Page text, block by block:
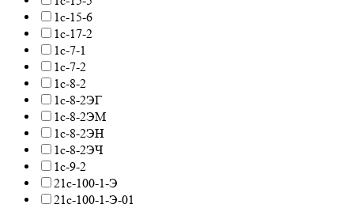
1с-15-6
1с-17-2
1с-7-1
1с-7-2
1с-8-2
1с-8-2ЭГ
1с-8-2ЭМ
1с-8-2ЭН
1с-8-2ЭЧ
1с-9-2
21с-100-1-Э
21с-100-1-Э-01